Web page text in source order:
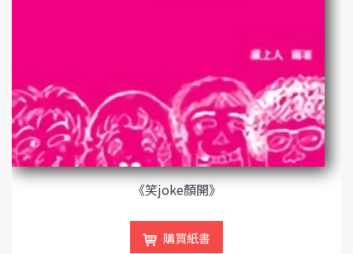
《笑joke顏開》
購買紙書